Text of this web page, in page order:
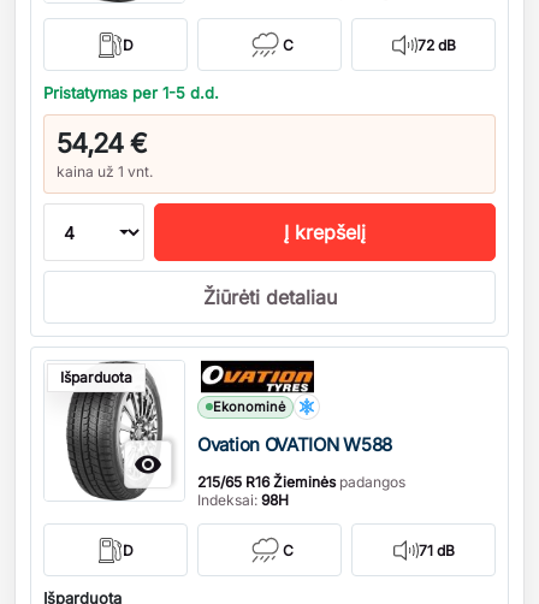
D C 72 dB
Pristatymas per 1-5 d.d.
54,24 €
kaina už 1 vnt.
Į krepšelį
Žiūrėti detaliau
Išparduota

Ekonominė
Ovation OVATION W588
215/65 R16 Žieminėspadangos
Indeksai: 98H
D C 71 dB
Išparduota
Kiekis